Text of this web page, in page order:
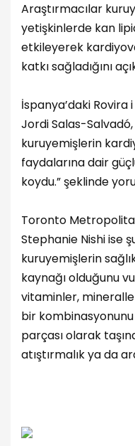
Araştırmacılar
yetişkinlerde kan
etkileyerek
katkı sağladığını
İspanya’daki Rovira
Jordi Salas-Salvadó,
kuruyemişlerin
faydalarına dair
koydu.” şeklinde
Toronto
Stephanie Nishi ise
kuruyemişlerin
kaynağı olduğunu
vitaminler,
bir
parçası olarak
atıştırmalık ya da